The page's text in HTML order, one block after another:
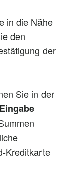
in die Nähe
den
der
Sie in der
Kreditkarte